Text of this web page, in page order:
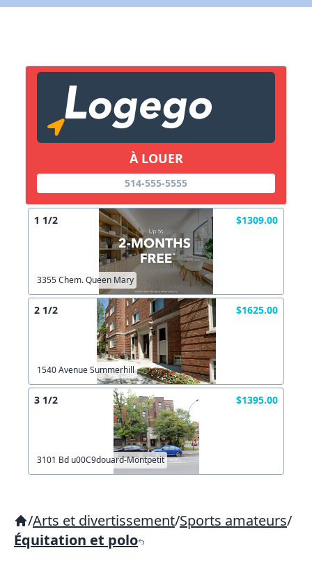
À LOUER
514-555-5555
1 1/2 $1309.00
3355 Chem. Queen Mary
2 1/2 $1625.00
1540 Avenue Summerhill
3 1/2 $1395.00
3101 Bd u00C9douard-Montpetit
/Arts et divertissement/Sports amateurs/
Équitation et polo
X Fermer
Lien vers inscription (sera inclus dans courriel)
Copier lien